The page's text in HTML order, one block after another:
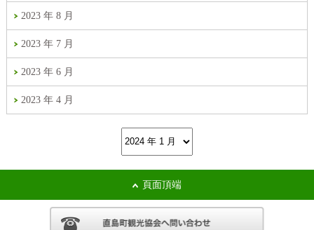
2023 年 8 月
2023 年 7 月
2023 年 6 月
2023 年 4 月
頁面頂端